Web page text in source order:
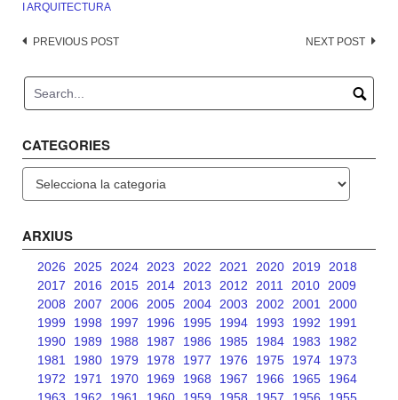
I ARQUITECTURA
Post
PREVIOUS POST NEXT POST
CATEGORIES
ARXIUS
2026 2025 2024 2023 2022 2021 2020 2019
2018
2017
2016 2015 2014 2013 2012 2011 2010
2009
2008
2007 2006 2005 2004 2003 2002 2001
2000
1999
1998 1997 1996 1995 1994 1993 1992
1991
1990
1989 1988 1987 1986 1985 1984 1983
1982
1981
1980 1979 1978 1977 1976 1975 1974
1973
1972
1971 1970 1969 1968 1967 1966 1965
1964